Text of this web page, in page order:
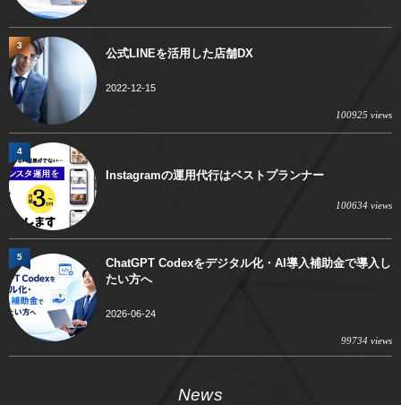
公式LINEを活用した店舗DX
2022-12-15
100925 views
3
Instagramの運用代行はベストプランナー
100634 views
4
ChatGPT Codexをデジタル化・AI導入補助金で導入し
たい方へ
2026-06-24
99734 views
5
News